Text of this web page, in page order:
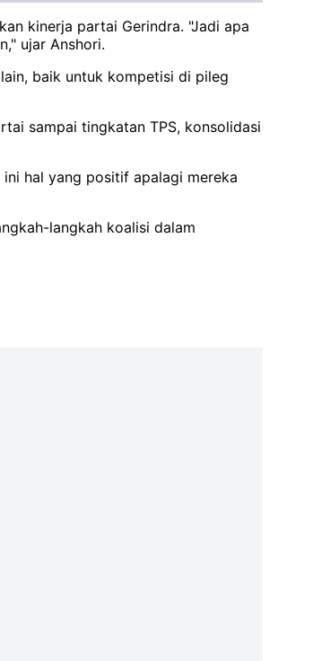
kinerja partai Gerindra. "Jadi apa
ujar Anshori.
baik untuk kompetisi di pileg
sampai tingkatan TPS, konsolidasi
hal yang positif apalagi mereka
langkah koalisi dalam